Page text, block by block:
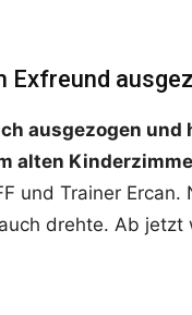
Exfreund
ausgezogen
alten
und Trainer
drehte. Ab